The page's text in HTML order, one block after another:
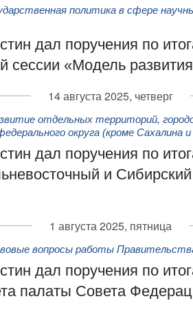
политика в сфере
дал поручения по
сессии «Модель
14 августа 2025, четверг
отдельных территорий,
округа (кроме Сахалина
дал поручения по
и
1 августа 2025, пятница
вопросы работы
дал поручения по
палаты Совета